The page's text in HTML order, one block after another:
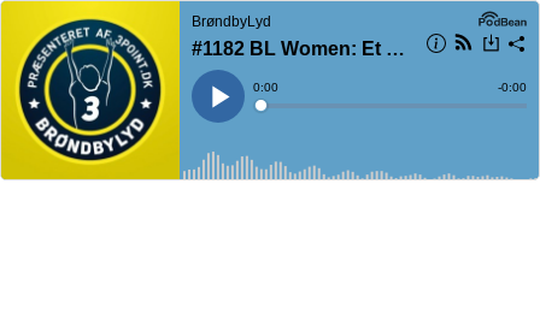
BrøndbyLyd
#1182 BL Women: Et råb om respekt
Play
Current
Time
0:00
Loaded
-0:00